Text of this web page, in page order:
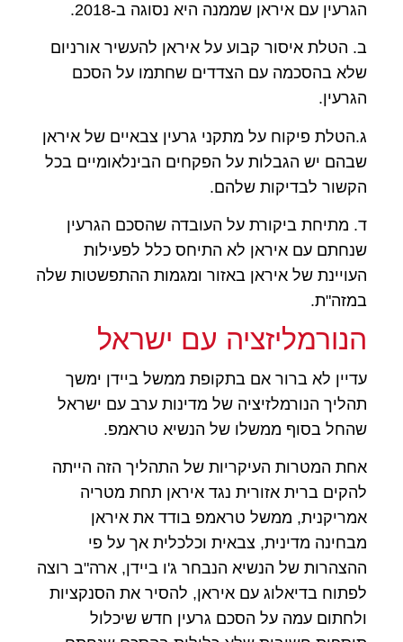
הגרעין עם איראן שממנה היא נסוגה ב-2018.
ב. הטלת איסור קבוע על איראן להעשיר אורניום
שלא בהסכמה עם הצדדים שחתמו על הסכם
הגרעין.
ג.הטלת פיקוח על מתקני גרעין צבאיים של איראן
שבהם יש הגבלות על הפקחים הבינלאומיים בכל
הקשור לבדיקות שלהם.
ד. מתיחת ביקורת על העובדה שהסכם הגרעין
שנחתם עם איראן לא התיחס כלל לפעילות
העויינת של איראן באזור ומגמות ההתפשטות שלה
במזה"ת.
הנורמליזציה עם ישראל
עדיין לא ברור אם בתקופת ממשל ביידן ימשך
תהליך הנורמלזיציה של מדינות ערב עם ישראל
שהחל בסוף ממשלו של הנשיא טראמפ.
אחת המטרות העיקריות של התהליך הזה הייתה
להקים ברית אזורית נגד איראן תחת מטריה
אמריקנית, ממשל טראמפ בודד את איראן
מבחינה מדינית, צבאית וכלכלית אך על פי
ההצהרות של הנשיא הנבחר ג'ו ביידן, ארה"ב רוצה
לפתוח בדיאלוג עם איראן, להסיר את הסנקציות
ולחתום עמה על הסכם גרעין חדש שיכלול